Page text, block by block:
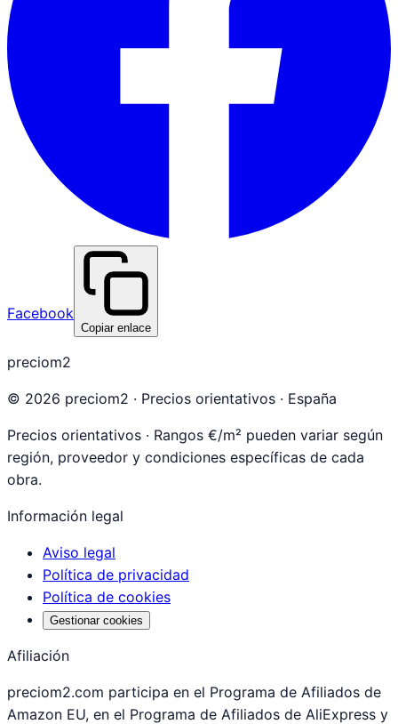
Facebook
Copiar enlace
preciom2
© 2026 preciom2 · Precios orientativos · España
Precios orientativos · Rangos €/m² pueden variar según
región, proveedor y condiciones específicas de cada
obra.
Información legal
Aviso legal
Política de privacidad
Política de cookies
Gestionar cookies
Afiliación
preciom2.com participa en el Programa de Afiliados de
Amazon EU, en el Programa de Afiliados de AliExpress y